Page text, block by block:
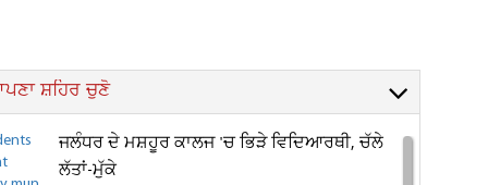
ਸ਼ਹਿਰ ਚੁਣੋ
ਜਲੰਧਰ ਦੇ ਮਸ਼ਹੂਰ ਕਾਲਜ 'ਚ ਭਿੜੇ ਵਿਦਿਆਰਥੀ, ਚੱਲੇ
ਲੱਤਾਂ-ਮੁੱਕੇ